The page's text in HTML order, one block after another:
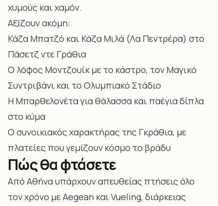
χυμούς και χαμόν.
Αξίζουν ακόμη:
Κάζα Μπατζό και Κάζα Μιλά (Λα Πεντρέρα) στο
Πάσετζ ντε Γράθια
Ο λόφος Μοντζουίκ με το κάστρο, τον Μαγικό
Συντριβάνι και το Ολυμπιακό Στάδιο
Η Μπαρθελονέτα για θάλασσα και παέγια δίπλα
στο κύμα
Ο συνοικιακός χαρακτήρας της Γκράθια, με
πλατείες που γεμίζουν κόσμο το βράδυ
Πώς θα φτάσετε
Από Αθήνα υπάρχουν απευθείας πτήσεις όλο
τον χρόνο με Aegean και Vueling, διάρκειας